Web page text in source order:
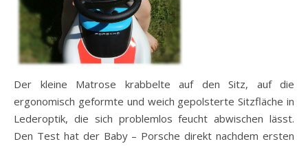
Der kleine Matrose krabbelte auf den Sitz, auf die
ergonomisch geformte und weich gepolsterte Sitzfläche in
Lederoptik, die sich problemlos feucht abwischen lässt.
Den Test hat der Baby – Porsche direkt nachdem ersten